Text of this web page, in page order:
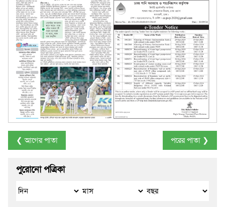
❮ আগের পাতা পরের পাতা ❯
পুরোনো পত্রিকা